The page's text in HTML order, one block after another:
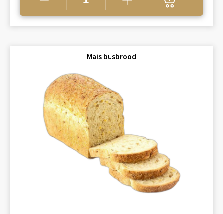
Mais busbrood